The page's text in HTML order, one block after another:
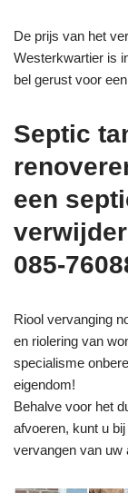
De prijs van het
Westerkwartier is
bel gerust voor
Septic
een
085-
Riool vervanging
en riolering van
specialisme
eigendom!
Behalve voor het
afvoeren, kunt u
vervangen van uw